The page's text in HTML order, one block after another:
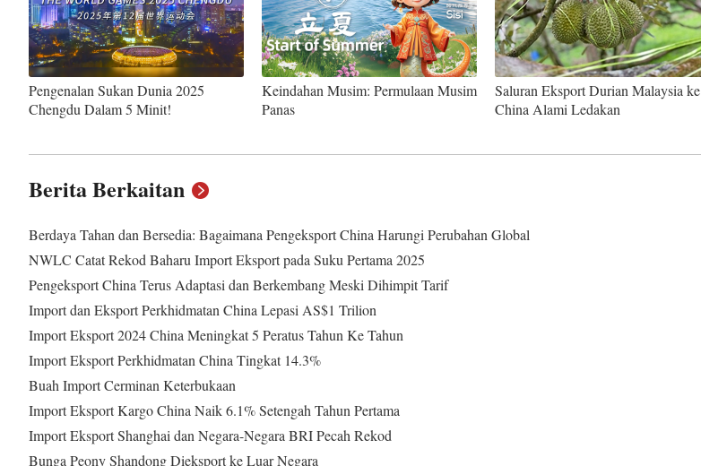
Pengenalan Sukan Dunia 2025
Chengdu Dalam 5 Minit!
Keindahan Musim: Permulaan Musim
Panas
Saluran Eksport Durian Malaysia ke
China Alami Ledakan
Berita Berkaitan
Berdaya Tahan dan Bersedia: Bagaimana Pengeksport China Harungi Perubahan Global
NWLC Catat Rekod Baharu Import Eksport pada Suku Pertama 2025
Pengeksport China Terus Adaptasi dan Berkembang Meski Dihimpit Tarif
Import dan Eksport Perkhidmatan China Lepasi AS$1 Trilion
Import Eksport 2024 China Meningkat 5 Peratus Tahun Ke Tahun
Import Eksport Perkhidmatan China Tingkat 14.3%
Buah Import Cerminan Keterbukaan
Import Eksport Kargo China Naik 6.1% Setengah Tahun Pertama
Import Eksport Shanghai dan Negara-Negara BRI Pecah Rekod
Bunga Peony Shandong Dieksport ke Luar Negara